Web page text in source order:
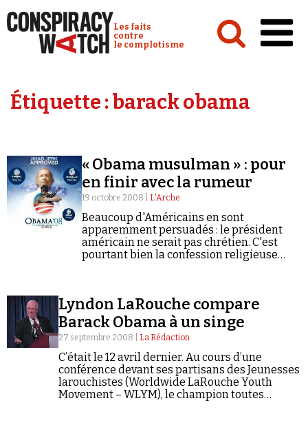
Conspiracy Watch :
Les faits
contre
le complotisme
Analyses
Vidéos
Émissions
Revues de presse
Newsletter
Étiquette :barack obama
« Obama musulman » : pour
en finir avec la rumeur
19 octobre 2008 | L'Arche
Beaucoup d'Américains en sont
apparemment persuadés : le président
américain ne serait pas chrétien. C'est
pourtant bien la confession religieuse
Lyndon LaRouche compare
Barack Obama à un singe
27 septembre 2008 | La Rédaction
C’était le 12 avril dernier. Au cours d’une
conférence devant ses partisans des Jeunesses
larouchistes (Worldwide LaRouche Youth
Movement – WLYM), le champion toutes